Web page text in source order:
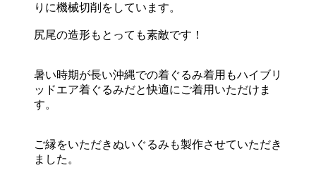
りに機械切削をしています。
尻尾の造形もとっても素敵です！
暑い時期が長い沖縄での着ぐるみ着用もハイブリ
ッドエア着ぐるみだと快適にご着用いただけま
す。
ご縁をいただきぬいぐるみも製作させていただき
ました。